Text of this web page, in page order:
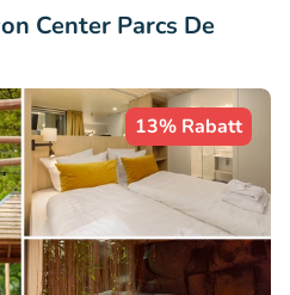
Center Parcs De
13% Rabatt